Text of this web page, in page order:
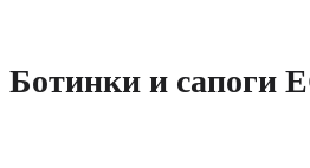
Ботинки и сапоги